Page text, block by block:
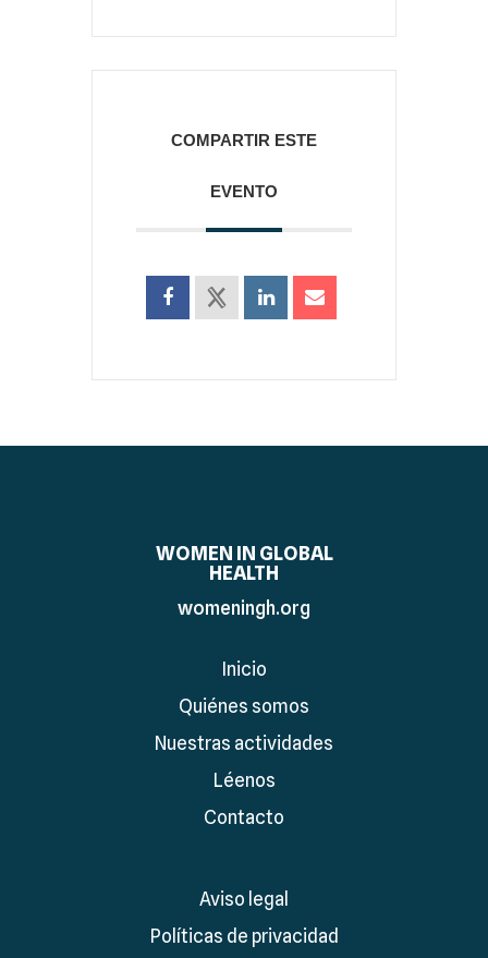
COMPARTIR ESTE
EVENTO
WOMEN IN GLOBAL
HEALTH
womeningh.org
Inicio
Quiénes somos
Nuestras actividades
Léenos
Contacto
Aviso legal
Políticas de privacidad